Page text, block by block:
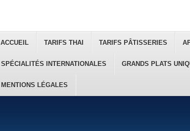
ACCUEIL TARIFS THAI TARIFS PÂTISSERIES
SPÉCIALITÉS INTERNATIONALES GRANDS PLATS
MENTIONS LÉGALES